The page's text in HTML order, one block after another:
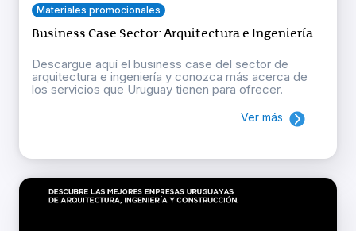
Materiales promocionales
Business Case Sector: Arquitectura e Ingeniería
Descargue aquí el business case del sector de
arquitectura e ingeniería y conozca más acerca de
los servicios que Uruguay tienen para ofrecer.
Ver más